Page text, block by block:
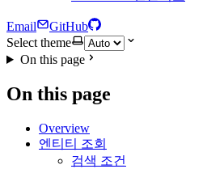
Email
GitHub
Select theme
On this page
On this page
Overview
엔티티 조회
검색 조건